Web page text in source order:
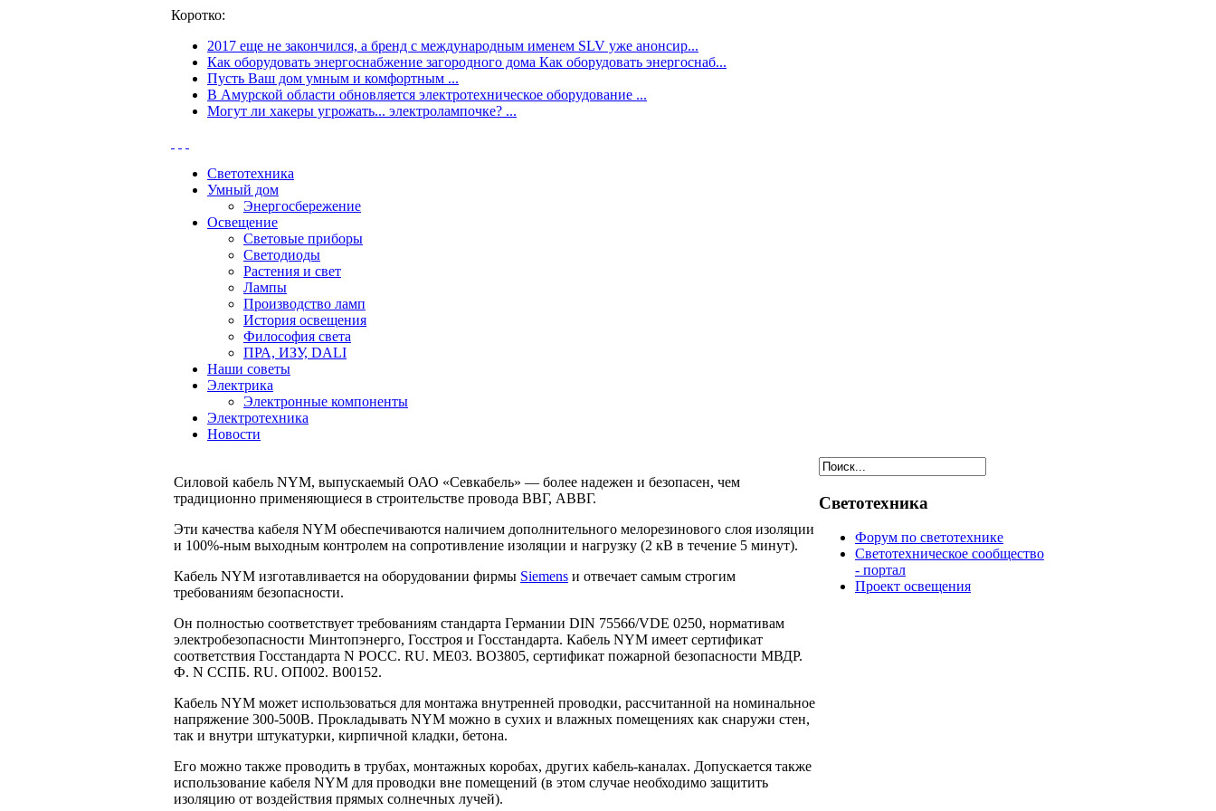
Коротко:
2017 еще не закончился, а бренд с международным именем SLV уже анонсир...
Как оборудовать энергоснабжение загородного дома Как оборудовать энергоснаб...
Пусть Ваш дом умным и комфортным ...
В Амурской области обновляется электротехническое оборудование ...
Могут ли хакеры угрожать... электролампочке? ...
Светотехника
Умный дом
Энергосбережение
Освещение
Световые приборы
Светодиоды
Растения и свет
Лампы
Производство ламп
История освещения
Философия света
ПРА, ИЗУ, DALI
Наши советы
Электрика
Электронные компоненты
Электротехника
Новости
Силовой кабель NYM, выпускаемый ОАО «Севкабель» — более надежен и безопасен, чем
традиционно применяющиеся в строительстве провода ВВГ, АВВГ.
Эти качества кабеля NYM обеспечиваются наличием дополнительного мелорезинового слоя изоляции
и 100%-ным выходным контролем на сопротивление изоляции и нагрузку (2 кВ в течение 5 минут).
Кабель NYM изготавливается на оборудовании фирмы Siemens и отвечает самым строгим
требованиям безопасности.
Он полностью соответствует требованиям стандарта Германии DIN 75566/VDE 0250, нормативам
электробезопасности Минтопэнерго, Госстроя и Госстандарта. Кабель NYM имеет сертификат
соответствия Госстандарта N РОСС. RU. ME03. BO3805, сертификат пожарной безопасности МВДР.
Ф. N CCПБ. RU. OП002. В00152.
Кабель NYM может использоваться для монтажа внутренней проводки, рассчитанной на номинальное
напряжение 300-500В. Прокладывать NYM можно в сухих и влажных помещениях как снаружи стен,
так и внутри штукатурки, кирпичной кладки, бетона.
Его можно также проводить в трубах, монтажных коробах, других кабель-каналах. Допускается также
использование кабеля NYM для проводки вне помещений (в этом случае необходимо защитить
изоляцию от воздействия прямых солнечных лучей).
Светотехника
Форум по светотехнике
Светотехническое сообщество
- портал
Проект освещения